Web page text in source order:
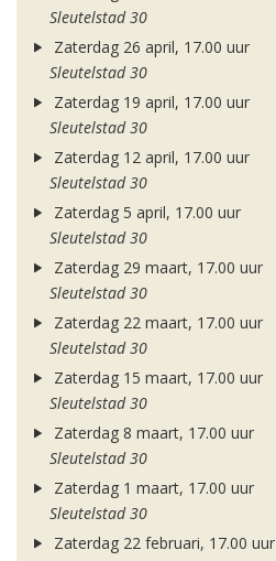
Sleutelstad 30
Zaterdag 26 april, 17.00 uur
Sleutelstad 30
Zaterdag 19 april, 17.00 uur
Sleutelstad 30
Zaterdag 12 april, 17.00 uur
Sleutelstad 30
Zaterdag 5 april, 17.00 uur
Sleutelstad 30
Zaterdag 29 maart, 17.00 uur
Sleutelstad 30
Zaterdag 22 maart, 17.00 uur
Sleutelstad 30
Zaterdag 15 maart, 17.00 uur
Sleutelstad 30
Zaterdag 8 maart, 17.00 uur
Sleutelstad 30
Zaterdag 1 maart, 17.00 uur
Sleutelstad 30
Zaterdag 22 februari, 17.00 uur